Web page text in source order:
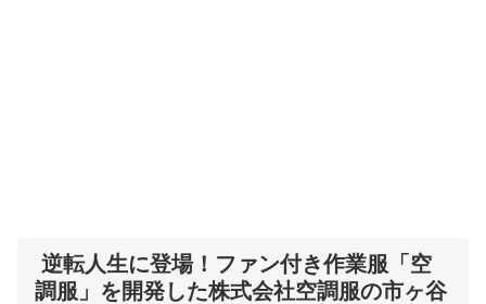
逆転人生に登場！ファン付き作業服「空
調服」を開発した株式会社空調服の市ヶ谷